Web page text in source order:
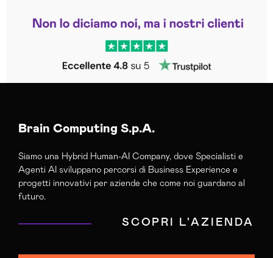
Trustpilot
Brain Computing S.p.A.
Siamo una Hybrid Human-AI Company, dove Specialisti e
Agenti AI sviluppano percorsi di Business Experience e
progetti innovativi per aziende che come noi guardano al
futuro.
SCOPRI L'AZIENDA